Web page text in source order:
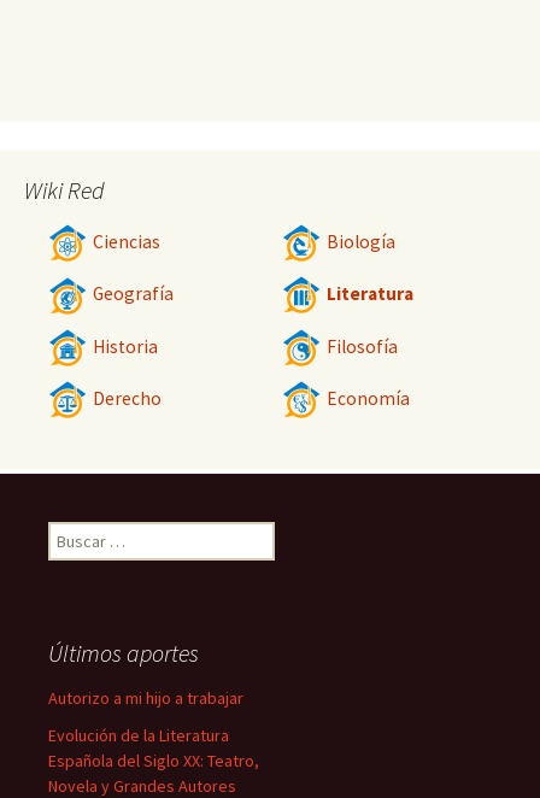
Wiki Red
Ciencias Biología
Geografía Literatura
Historia Filosofía
Derecho Economía
Buscar:
Últimos aportes
Autorizo a mi hijo a trabajar
Evolución de la Literatura
Española del Siglo XX: Teatro,
Novela y Grandes Autores